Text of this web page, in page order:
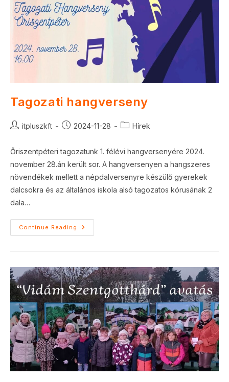
Tagozati hangverseny
Postitpluszkft
Post2024-11-28
PostHírek
Őriszentpéteri tagozatunk 1. félévi hangversenyére 2024.
november 28.án került sor. A hangversenyen a hangszeres
növendékek mellett a népdalversenyre készülő gyerekek
dalcsokra és az általános iskola alsó tagozatos kórusának 2
dala…
Continue Reading
Tagozati
Hangverseny